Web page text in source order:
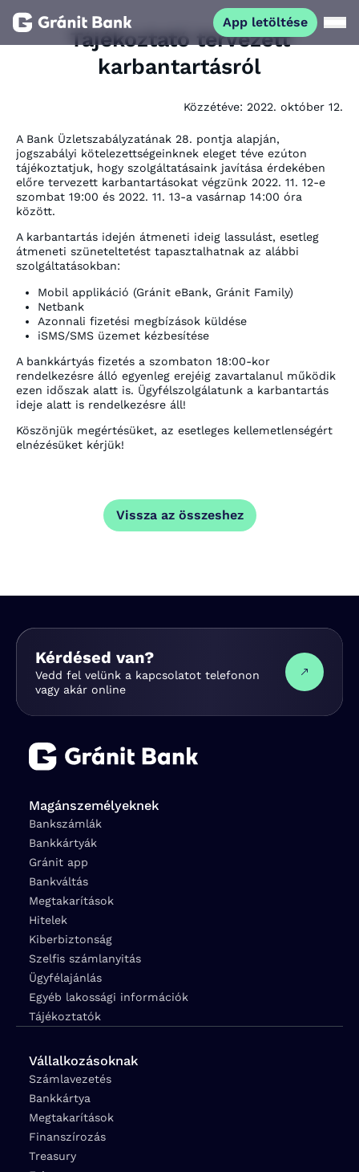
App letöltése
Magánszemélyeknek
Fiataloknak
Befektetőknek
Kapcsolat
Netbank App letöltése
Tájékoztató tervezett
karbantartásról
Közzétéve: 2022. október 12.
A Bank Üzletszabályzatának 28. pontja alapján,
jogszabályi kötelezettségeinknek eleget téve ezúton
tájékoztatjuk, hogy szolgáltatásaink javítása érdekében
előre tervezett karbantartásokat végzünk 2022. 11. 12-e
szombat 19:00 és 2022. 11. 13-a vasárnap 14:00 óra
között.
A karbantartás idején átmeneti ideig lassulást, esetleg
átmeneti szüneteltetést tapasztalhatnak az alábbi
szolgáltatásokban:
Mobil applikáció (Gránit eBank, Gránit Family)
Netbank
Azonnali fizetési megbízások küldése
iSMS/SMS üzemet kézbesítése
A bankkártyás fizetés a szombaton 18:00-kor
rendelkezésre álló egyenleg erejéig zavartalanul működik
ezen időszak alatt is. Ügyfélszolgálatunk a karbantartás
ideje alatt is rendelkezésre áll!
Köszönjük megértésüket, az esetleges kellemetlenségért
elnézésüket kérjük!
Vissza az összeshez
Kérdésed van?
Vedd fel velünk a kapcsolatot telefonon
vagy akár online
Magánszemélyeknek
Bankszámlák
Bankkártyák
Gránit app
Bankváltás
Megtakarítások
Hitelek
Kiberbiztonság
Szelfis számlanyitás
Ügyfélajánlás
Egyéb lakossági információk
Tájékoztatók
Vállalkozásoknak
Számlavezetés
Bankkártya
Megtakarítások
Finanszírozás
Treasury